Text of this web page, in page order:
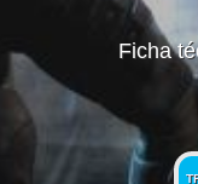
Ficha